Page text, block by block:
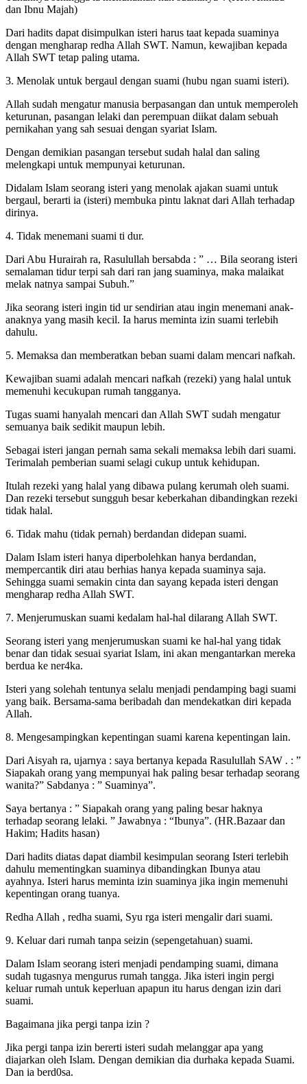
dan Ibnu Majah)
Dari hadits dapat disimpulkan isteri harus taat kepada suaminya
dengan mengharap redha Allah SWT. Namun, kewajiban kepada
Allah SWT tetap paling utama.
3. Menolak untuk bergaul dengan suami (hubu ngan suami isteri).
Allah sudah mengatur manusia berpasangan dan untuk memperoleh
keturunan, pasangan lelaki dan perempuan diikat dalam sebuah
pernikahan yang sah sesuai dengan syariat Islam.
Dengan demikian pasangan tersebut sudah halal dan saling
melengkapi untuk mempunyai keturunan.
Didalam Islam seorang isteri yang menolak ajakan suami untuk
bergaul, berarti ia (isteri) membuka pintu laknat dari Allah terhadap
dirinya.
4. Tidak menemani suami ti dur.
Dari Abu Hurairah ra, Rasulullah bersabda : ” … Bila seorang isteri
semalaman tidur terpi sah dari ran jang suaminya, maka malaikat
melak natnya sampai Subuh.”
Jika seorang isteri ingin tid ur sendirian atau ingin menemani anak-
anaknya yang masih kecil. Ia harus meminta izin suami terlebih
dahulu.
5. Memaksa dan memberatkan beban suami dalam mencari nafkah.
Kewajiban suami adalah mencari nafkah (rezeki) yang halal untuk
memenuhi kecukupan rumah tangganya.
Tugas suami hanyalah mencari dan Allah SWT sudah mengatur
semuanya baik sedikit maupun lebih.
Sebagai isteri jangan pernah sama sekali memaksa lebih dari suami.
Terimalah pemberian suami selagi cukup untuk kehidupan.
Itulah rezeki yang halal yang dibawa pulang kerumah oleh suami.
Dan rezeki tersebut sungguh besar keberkahan dibandingkan rezeki
tidak halal.
6. Tidak mahu (tidak pernah) berdandan didepan suami.
Dalam Islam isteri hanya diperbolehkan hanya berdandan,
mempercantik diri atau berhias hanya kepada suaminya saja.
Sehingga suami semakin cinta dan sayang kepada isteri dengan
mengharap redha Allah SWT.
7. Menjerumuskan suami kedalam hal-hal dilarang Allah SWT.
Seorang isteri yang menjerumuskan suami ke hal-hal yang tidak
benar dan tidak sesuai syariat Islam, ini akan mengantarkan mereka
berdua ke ner4ka.
Isteri yang solehah tentunya selalu menjadi pendamping bagi suami
yang baik. Bersama-sama beribadah dan mendekatkan diri kepada
Allah.
8. Mengesampingkan kepentingan suami karena kepentingan lain.
Dari Aisyah ra, ujarnya : saya bertanya kepada Rasulullah SAW . : ”
Siapakah orang yang mempunyai hak paling besar terhadap seorang
wanita?” Sabdanya : ” Suaminya”.
Saya bertanya : ” Siapakah orang yang paling besar haknya
terhadap seorang lelaki. ” Jawabnya : “Ibunya”. (HR.Bazaar dan
Hakim; Hadits hasan)
Dari hadits diatas dapat diambil kesimpulan seorang Isteri terlebih
dahulu mementingkan suaminya dibandingkan Ibunya atau
ayahnya. Isteri harus meminta izin suaminya jika ingin memenuhi
kepentingan orang tuanya.
Redha Allah , redha suami, Syu rga isteri mengalir dari suami.
9. Keluar dari rumah tanpa seizin (sepengetahuan) suami.
Dalam Islam seorang isteri menjadi pendamping suami, dimana
sudah tugasnya mengurus rumah tangga. Jika isteri ingin pergi
keluar rumah untuk keperluan apapun itu harus dengan izin dari
suami.
Bagaimana jika pergi tanpa izin ?
Jika pergi tanpa izin bererti isteri sudah melanggar apa yang
diajarkan oleh Islam. Dengan demikian dia durhaka kepada Suami.
Dan ia berd0sa.